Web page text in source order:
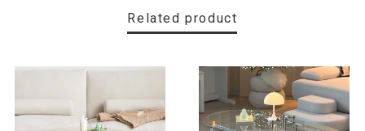
Related product